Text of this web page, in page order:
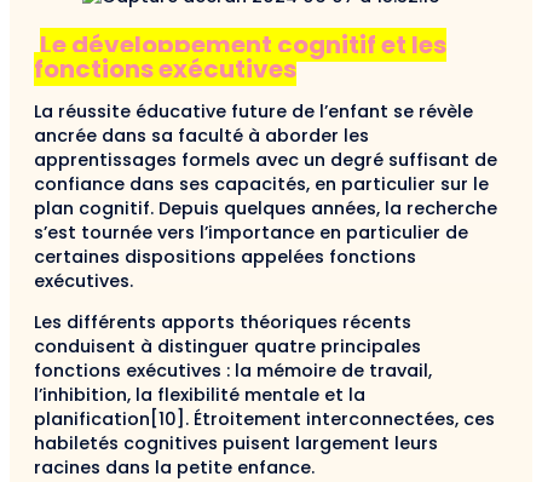
Le développement cognitif et les
fonctions exécutives
La réussite éducative future de l’enfant se révèle
ancrée dans sa faculté à aborder les
apprentissages formels avec un degré suffisant de
confiance dans ses capacités, en particulier sur le
plan cognitif. Depuis quelques années, la recherche
s’est tournée vers l’importance en particulier de
certaines dispositions appelées fonctions
exécutives.
Les différents apports théoriques récents
conduisent à distinguer quatre principales
fonctions exécutives : la mémoire de travail,
l’inhibition, la flexibilité mentale et la
planification[10]. Étroitement interconnectées, ces
habiletés cognitives puisent largement leurs
racines dans la petite enfance.